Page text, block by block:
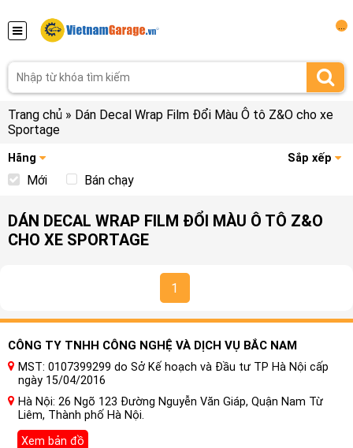
Trang chủ » Dán Decal Wrap Film Đổi Màu Ô tô Z&O cho xe
Sportage
Hãng Sắp xếp
Mới Bán chạy
DÁN DECAL WRAP FILM ĐỔI MÀU Ô TÔ Z&O
CHO XE SPORTAGE
1
CÔNG TY TNHH CÔNG NGHỆ VÀ DỊCH VỤ BẮC NAM
MST: 0107399299 do Sở Kế hoạch và Đầu tư TP Hà Nội cấp
ngày 15/04/2016
Hà Nội: 26 Ngõ 123 Đường Nguyễn Văn Giáp, Quận Nam Từ
Liêm, Thành phố Hà Nội.
Xem bản đồ